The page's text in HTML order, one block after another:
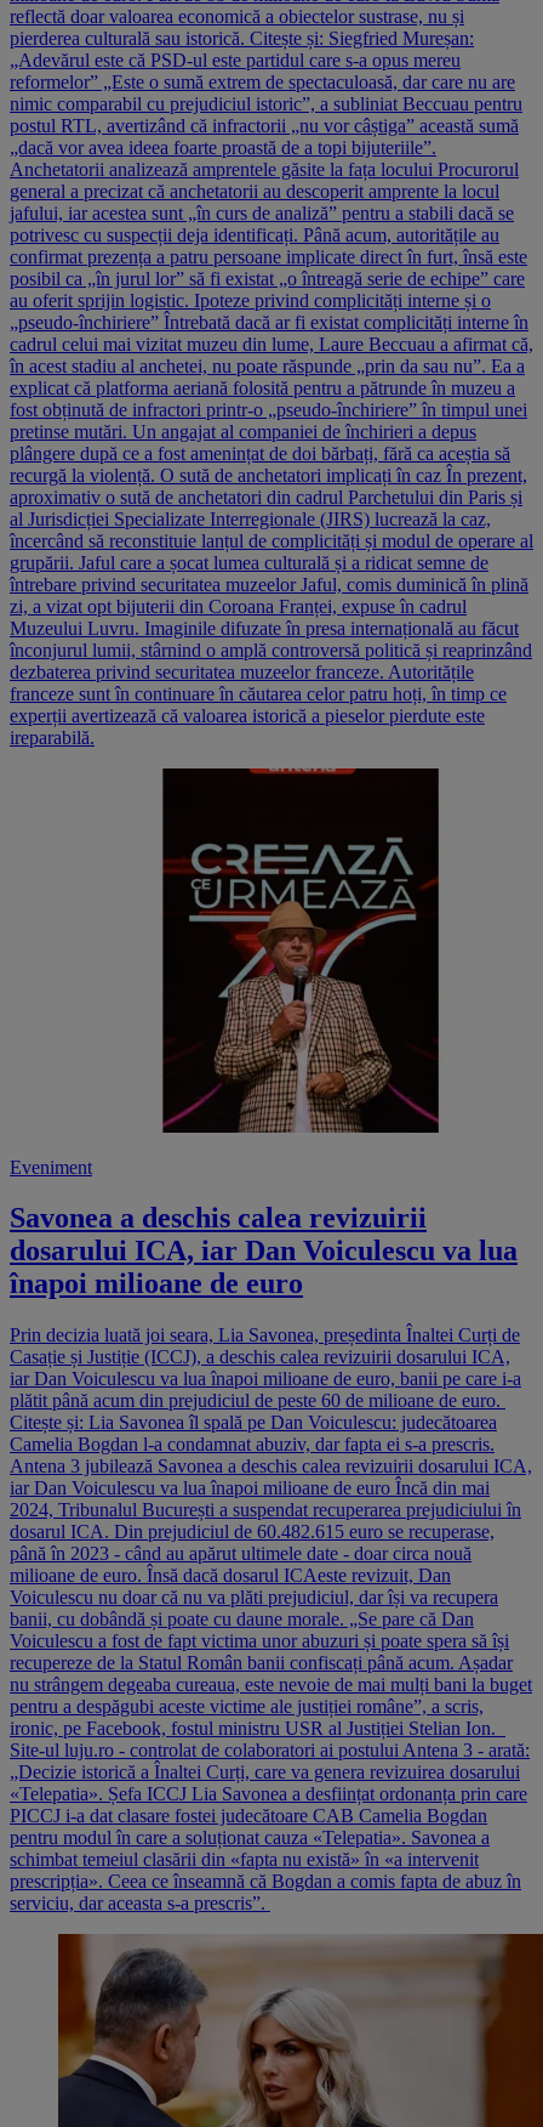
reflectă doar valoarea economică a obiectelor sustrase, nu și
pierderea culturală sau istorică. Citește și: Siegfried Mureșan:
„Adevărul este că PSD-ul este partidul care s-a opus mereu
reformelor” „Este o sumă extrem de spectaculoasă, dar care nu are
nimic comparabil cu prejudiciul istoric”, a subliniat Beccuau pentru
postul RTL, avertizând că infractorii „nu vor câștiga” această sumă
„dacă vor avea ideea foarte proastă de a topi bijuteriile”.
Anchetatorii analizează amprentele găsite la fața locului Procurorul
general a precizat că anchetatorii au descoperit amprente la locul
jafului, iar acestea sunt „în curs de analiză” pentru a stabili dacă se
potrivesc cu suspecții deja identificați. Până acum, autoritățile au
confirmat prezența a patru persoane implicate direct în furt, însă este
posibil ca „în jurul lor” să fi existat „o întreagă serie de echipe” care
au oferit sprijin logistic. Ipoteze privind complicități interne și o
„pseudo-închiriere” Întrebată dacă ar fi existat complicități interne în
cadrul celui mai vizitat muzeu din lume, Laure Beccuau a afirmat că,
în acest stadiu al anchetei, nu poate răspunde „prin da sau nu”. Ea a
explicat că platforma aeriană folosită pentru a pătrunde în muzeu a
fost obținută de infractori printr-o „pseudo-închiriere” în timpul unei
pretinse mutări. Un angajat al companiei de închirieri a depus
plângere după ce a fost amenințat de doi bărbați, fără ca aceștia să
recurgă la violență. O sută de anchetatori implicați în caz În prezent,
aproximativ o sută de anchetatori din cadrul Parchetului din Paris și
al Jurisdicției Specializate Interregionale (JIRS) lucrează la caz,
încercând să reconstituie lanțul de complicități și modul de operare al
grupării. Jaful care a șocat lumea culturală și a ridicat semne de
întrebare privind securitatea muzeelor Jaful, comis duminică în plină
zi, a vizat opt bijuterii din Coroana Franței, expuse în cadrul
Muzeului Luvru. Imaginile difuzate în presa internațională au făcut
înconjurul lumii, stârnind o amplă controversă politică și reaprinzând
dezbaterea privind securitatea muzeelor franceze. Autoritățile
franceze sunt în continuare în căutarea celor patru hoți, în timp ce
experții avertizează că valoarea istorică a pieselor pierdute este
ireparabilă.
Eveniment
Savonea a deschis calea revizuirii
dosarului ICA, iar Dan Voiculescu va lua
înapoi milioane de euro
Prin decizia luată joi seara, Lia Savonea, președinta Înaltei Curți de
Casație și Justiție (ICCJ), a deschis calea revizuirii dosarului ICA,
iar Dan Voiculescu va lua înapoi milioane de euro, banii pe care i-a
plătit până acum din prejudiciul de peste 60 de milioane de euro.
Citește și: Lia Savonea îl spală pe Dan Voiculescu: judecătoarea
Camelia Bogdan l-a condamnat abuziv, dar fapta ei s-a prescris.
Antena 3 jubilează Savonea a deschis calea revizuirii dosarului ICA,
iar Dan Voiculescu va lua înapoi milioane de euro Încă din mai
2024, Tribunalul București a suspendat recuperarea prejudiciului în
dosarul ICA. Din prejudiciul de 60.482.615 euro se recuperase,
până în 2023 - când au apărut ultimele date - doar circa nouă
milioane de euro. Însă dacă dosarul ICAeste revizuit, Dan
Voiculescu nu doar că nu va plăti prejudiciul, dar își va recupera
banii, cu dobândă și poate cu daune morale. „Se pare că Dan
Voiculescu a fost de fapt victima unor abuzuri și poate spera să își
recupereze de la Statul Român banii confiscați până acum. Așadar
nu strângem degeaba cureaua, este nevoie de mai mulți bani la buget
pentru a despăgubi aceste victime ale justiției române”, a scris,
ironic, pe Facebook, fostul ministru USR al Justiției Stelian Ion.
Site-ul luju.ro - controlat de colaboratori ai postului Antena 3 - arată:
„Decizie istorică a Înaltei Curți, care va genera revizuirea dosarului
«Telepatia». Șefa ICCJ Lia Savonea a desființat ordonanța prin care
PICCJ i-a dat clasare fostei judecătoare CAB Camelia Bogdan
pentru modul în care a soluționat cauza «Telepatia». Savonea a
schimbat temeiul clasării din «fapta nu există» în «a intervenit
prescripția». Ceea ce înseamnă că Bogdan a comis fapta de abuz în
serviciu, dar aceasta s-a prescris”.